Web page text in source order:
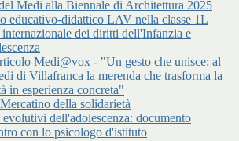
Medi alla Biennale di Architettura 2025
educativo-didattico LAV nella classe 1L
dei diritti dell'Infanzia e
Medi@vox - "Un gesto che unisce: al
di Villafranca la merenda che trasforma la
in esperienza concreta"
della solidarietà
dell'adolescenza: documento
con lo psicologo d'istituto